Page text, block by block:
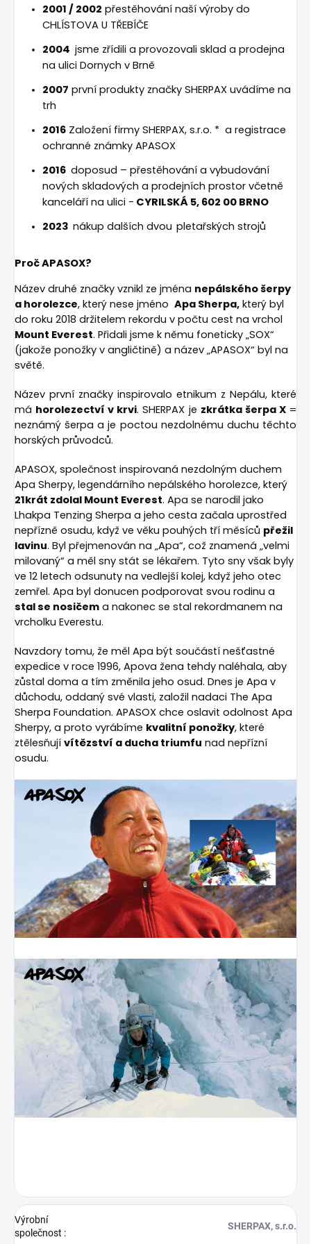
2001 / 2002 přestěhování naší výroby do
CHLÍSTOVA U TŘEBÍČE
2004 jsme zřídili a provozovali sklad a prodejna
na ulici Dornych v Brně
2007 první produkty značky SHERPAX uvádíme na
trh
2016 Založení firmy SHERPAX, s.r.o. * a registrace
ochranné známky APASOX
2016 doposud – přestěhování a vybudování
nových skladových a prodejních prostor včetně
kanceláří na ulici - CYRILSKÁ 5, 602 00 BRNO
2023 nákup dalších dvou pletařských strojů
Proč APASOX?
Název druhé značky vznikl ze jména nepálského šerpy
a horolezce, který nese jméno Apa Sherpa, který byl
do roku 2018 držitelem rekordu v počtu cest na vrchol
Mount Everest. Přidali jsme k němu foneticky „SOX“
(jakože ponožky v angličtině) a název „APASOX“ byl na
světě.
Název první značky inspirovalo etnikum z Nepálu, které
má horolezectví v krvi. SHERPAX je zkrátka šerpa X=
neznámý šerpa a je poctou nezdolnému duchu těchto
horských průvodců.
APASOX, společnost inspirovaná nezdolným duchem
Apa Sherpy, legendárního nepálského horolezce, který
21krát zdolal Mount Everest. Apa se narodil jako
Lhakpa Tenzing Sherpa a jeho cesta začala uprostřed
nepřízně osudu, když ve věku pouhých tří měsíců přežil
lavinu. Byl přejmenován na „Apa“, což znamená „velmi
milovaný“ a měl sny stát se lékařem. Tyto sny však byly
ve 12 letech odsunuty na vedlejší kolej, když jeho otec
zemřel. Apa byl donucen podporovat svou rodinu a
stal se nosičem a nakonec se stal rekordmanem na
vrcholku Everestu.
Navzdory tomu, že měl Apa být součástí nešťastné
expedice v roce 1996, Apova žena tehdy naléhala, aby
zůstal doma a tím změnila jeho osud. Dnes je Apa v
důchodu, oddaný své vlasti, založil nadaci The Apa
Sherpa Foundation. APASOX chce oslavit odolnost Apa
Sherpy, a proto vyrábíme kvalitní ponožky, které
ztělesňují vítězství a ducha triumfu nad nepřízní
osudu.
Výrobní
společnost :
SHERPAX, s.r.o.